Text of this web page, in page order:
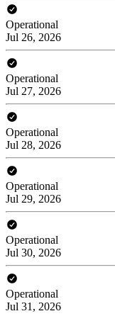
Operational
Jul 26, 2026
Operational
Jul 27, 2026
Operational
Jul 28, 2026
Operational
Jul 29, 2026
Operational
Jul 30, 2026
Operational
Jul 31, 2026